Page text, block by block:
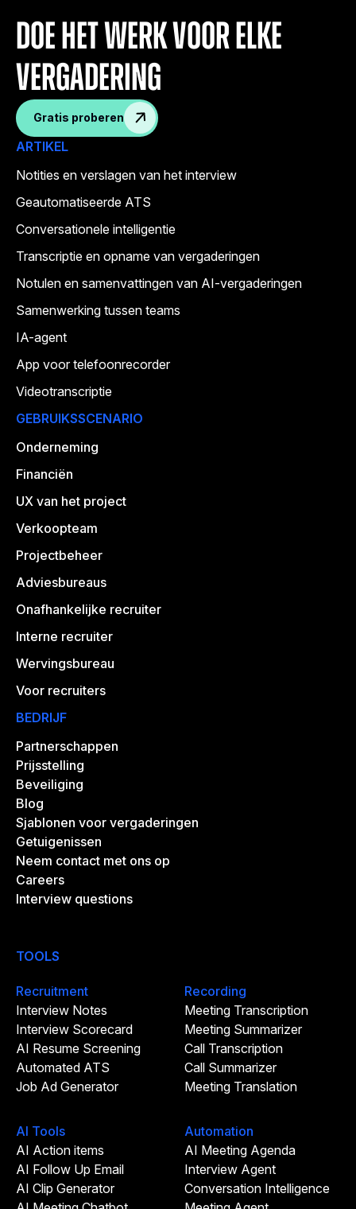
doe het werk voor elke
vergadering
Gratis proberen
ARTIKEL
Notities en verslagen van het interview
Geautomatiseerde ATS
Conversationele intelligentie
Transcriptie en opname van vergaderingen
Notulen en samenvattingen van AI-vergaderingen
Samenwerking tussen teams
IA-agent
App voor telefoonrecorder
Videotranscriptie
GEBRUIKSSCENARIO
Onderneming
Financiën
UX van het project
Verkoopteam
Projectbeheer
Adviesbureaus
Onafhankelijke recruiter
Interne recruiter
Wervingsbureau
Voor recruiters
BEDRIJF
Partnerschappen
Prijsstelling
Beveiliging
Blog
Sjablonen voor vergaderingen
Getuigenissen
Neem contact met ons op
Careers
Interview questions
TOOLS
Recruitment
Interview Notes
Interview Scorecard
AI Resume Screening
Automated ATS
Job Ad Generator
Recording
Meeting Transcription
Meeting Summarizer
Call Transcription
Call Summarizer
Meeting Translation
AI Tools
AI Action items
AI Follow Up Email
AI Clip Generator
Automation
AI Meeting Agenda
Interview Agent
Conversation Intelligence